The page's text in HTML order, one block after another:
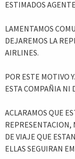
ESTIMADOS
LAMENTAMOS
DEJAREMOS LA
AIRLINES.
POR ESTE MOTIVO
ESTA COMPAÑIA NI
ACLARAMOS QUE
REPRESENTACION,
DE VIAJE QUE
ELLAS SEGUIRAN